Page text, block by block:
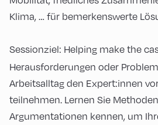
Klima, … für bemerkenswerte
Sessionziel: Helping make the
Herausforderungen oder
Arbeitsalltag den Expert:innen
teilnehmen. Lernen Sie
Argumentationen kennen, um